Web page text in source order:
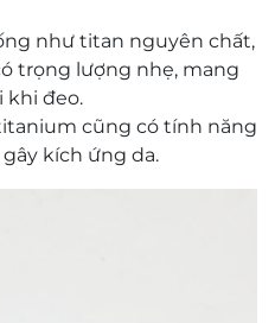
như titan nguyên chất,
trọng lượng nhẹ, mang
khi đeo.
cũng có tính năng
kích ứng da.